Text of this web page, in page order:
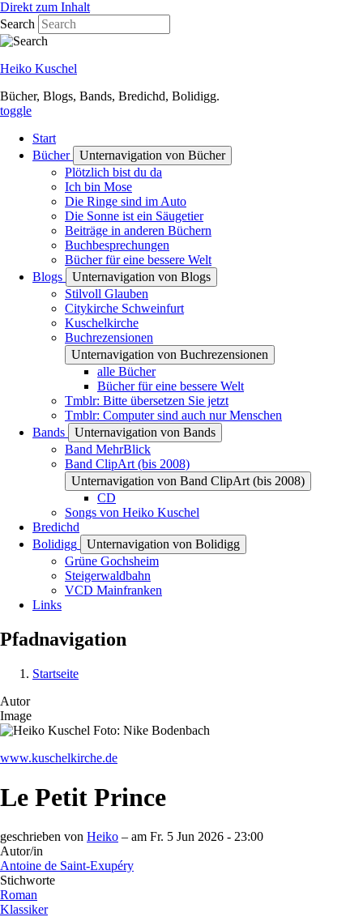
Direkt zum Inhalt
Search
Heiko Kuschel
Bücher, Blogs, Bands, Bredichd, Bolidigg.
toggle
Start
Bücher
Unternavigation von Bücher
Plötzlich bist du da
Ich bin Mose
Die Ringe sind im Auto
Die Sonne ist ein Säugetier
Beiträge in anderen Büchern
Buchbesprechungen
Bücher für eine bessere Welt
Blogs
Unternavigation von Blogs
Stilvoll Glauben
Citykirche Schweinfurt
Kuschelkirche
Buchrezensionen
Unternavigation von Buchrezensionen
alle Bücher
Bücher für eine bessere Welt
Tmblr: Bitte übersetzen Sie jetzt
Tmblr: Computer sind auch nur Menschen
Bands
Unternavigation von Bands
Band MehrBlick
Band ClipArt (bis 2008)
Unternavigation von Band ClipArt (bis 2008)
CD
Songs von Heiko Kuschel
Bredichd
Bolidigg
Unternavigation von Bolidigg
Grüne Gochsheim
Steigerwaldbahn
VCD Mainfranken
Links
Pfadnavigation
Startseite
Autor
Image
www.kuschelkirche.de
Le Petit Prince
geschrieben von Heiko – am Fr. 5 Jun 2026 - 23:00
Autor/in
Antoine de Saint-Exupéry
Stichworte
Roman
Klassiker